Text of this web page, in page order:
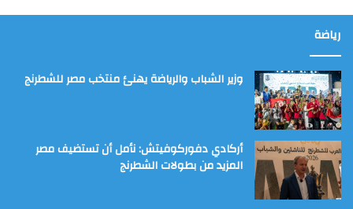
رياضة
وزير الشباب والرياضة يهنئ منتخب مصر للشطرنج
أركادي دفوركوفيتش: نأمل أن تستضيف مصر
المزيد من بطولات الشطرنج